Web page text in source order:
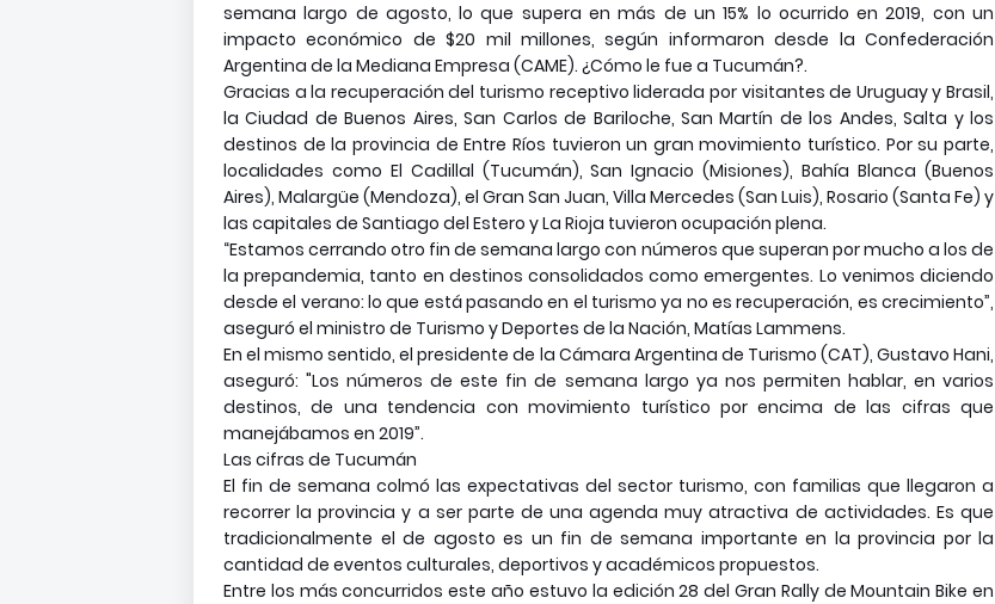
semana largo de agosto, lo que supera en más de un 15% lo ocurrido en 2019, con un
impacto económico de $20 mil millones, según informaron desde la Confederación
Argentina de la Mediana Empresa (CAME). ¿Cómo le fue a Tucumán?.
Gracias a la recuperación del turismo receptivo liderada por visitantes de Uruguay y Brasil,
la Ciudad de Buenos Aires, San Carlos de Bariloche, San Martín de los Andes, Salta y los
destinos de la provincia de Entre Ríos tuvieron un gran movimiento turístico. Por su parte,
localidades como El Cadillal (Tucumán), San Ignacio (Misiones), Bahía Blanca (Buenos
Aires), Malargüe (Mendoza), el Gran San Juan, Villa Mercedes (San Luis), Rosario (Santa Fe) y
las capitales de Santiago del Estero y La Rioja tuvieron ocupación plena.
“Estamos cerrando otro fin de semana largo con números que superan por mucho a los de
la prepandemia, tanto en destinos consolidados como emergentes. Lo venimos diciendo
desde el verano: lo que está pasando en el turismo ya no es recuperación, es crecimiento”,
aseguró el ministro de Turismo y Deportes de la Nación, Matías Lammens.
En el mismo sentido, el presidente de la Cámara Argentina de Turismo (CAT), Gustavo Hani,
aseguró: "Los números de este fin de semana largo ya nos permiten hablar, en varios
destinos, de una tendencia con movimiento turístico por encima de las cifras que
manejábamos en 2019”.
Las cifras de Tucumán
El fin de semana colmó las expectativas del sector turismo, con familias que llegaron a
recorrer la provincia y a ser parte de una agenda muy atractiva de actividades. Es que
tradicionalmente el de agosto es un fin de semana importante en la provincia por la
cantidad de eventos culturales, deportivos y académicos propuestos.
Entre los más concurridos este año estuvo la edición 28 del Gran Rally de Mountain Bike en